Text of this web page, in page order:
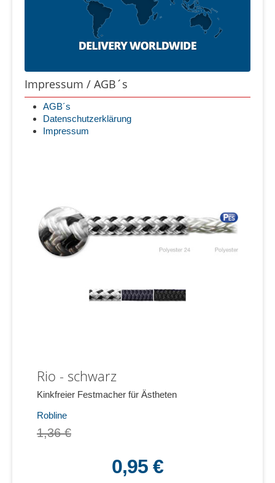
Impressum / AGB´s
AGB´s
Datenschutzerklärung
Impressum
Rio - schwarz
Kinkfreier Festmacher für Ästheten
Robline
1,36 €
0,95 €